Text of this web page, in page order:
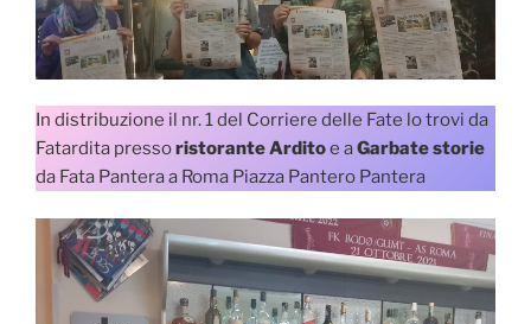
In distribuzione il nr. 1 del Corriere delle Fate lo trovi da
Fatardita pressoristorante Arditoe aGarbate storie
da Fata Pantera a Roma Piazza Pantero Pantera